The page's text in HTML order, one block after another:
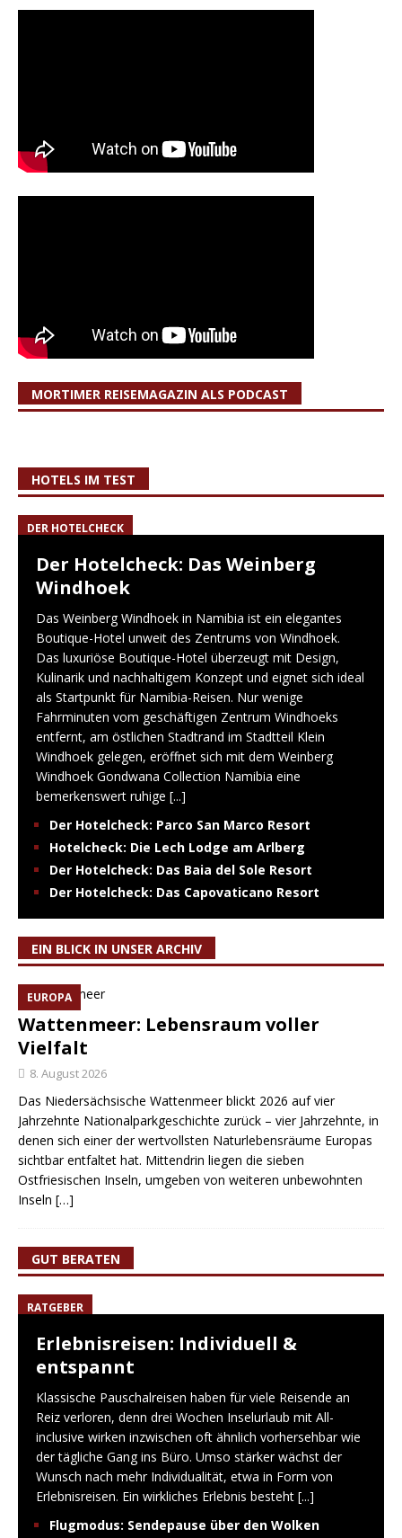
MORTIMER REISEMAGAZIN ALS PODCAST
HOTELS IM TEST
DER HOTELCHECK
Der Hotelcheck: Das Weinberg
Windhoek
Das Weinberg Windhoek in Namibia ist ein elegantes
Boutique-Hotel unweit des Zentrums von Windhoek.
Das luxuriöse Boutique-Hotel überzeugt mit Design,
Kulinarik und nachhaltigem Konzept und eignet sich ideal
als Startpunkt für Namibia-Reisen. Nur wenige
Fahrminuten vom geschäftigen Zentrum Windhoeks
entfernt, am östlichen Stadtrand im Stadtteil Klein
Windhoek gelegen, eröffnet sich mit dem Weinberg
Windhoek Gondwana Collection Namibia eine
bemerkenswert ruhige [...]
Der Hotelcheck: Parco San Marco Resort
Hotelcheck: Die Lech Lodge am Arlberg
Der Hotelcheck: Das Baia del Sole Resort
Der Hotelcheck: Das Capovaticano Resort
EIN BLICK IN UNSER ARCHIV
EUROPA
Wattenmeer: Lebensraum voller
Vielfalt
8. August 2026
Das Niedersächsische Wattenmeer blickt 2026 auf vier
Jahrzehnte Nationalparkgeschichte zurück – vier Jahrzehnte, in
denen sich einer der wertvollsten Naturlebensräume Europas
sichtbar entfaltet hat. Mittendrin liegen die sieben
Ostfriesischen Inseln, umgeben von weiteren unbewohnten
Inseln […]
GUT BERATEN
RATGEBER
Erlebnisreisen: Individuell &
entspannt
Klassische Pauschalreisen haben für viele Reisende an
Reiz verloren, denn drei Wochen Inselurlaub mit All-
inclusive wirken inzwischen oft ähnlich vorhersehbar wie
der tägliche Gang ins Büro. Umso stärker wächst der
Wunsch nach mehr Individualität, etwa in Form von
Erlebnisreisen. Ein wirkliches Erlebnis besteht [...]
Flugmodus: Sendepause über den Wolken